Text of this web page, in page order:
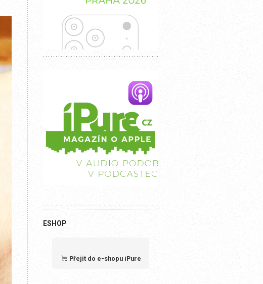
ESHOP
Přejít do e-shopu iPure